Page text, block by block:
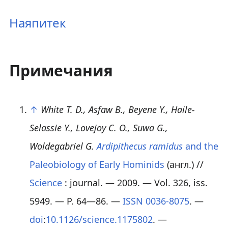
Наяпитек
Примечания
↑ White T. D., Asfaw B., Beyene Y., Haile-
Selassie Y., Lovejoy C. O., Suwa G.,
Woldegabriel G. Ardipithecus ramidusand the
Paleobiology of Early Hominids (англ.)//
Science: journal. — 2009. — Vol. 326, iss.
5949. — P. 64—86. — ISSN 0036-8075. —
doi:10.1126/science.1175802. —